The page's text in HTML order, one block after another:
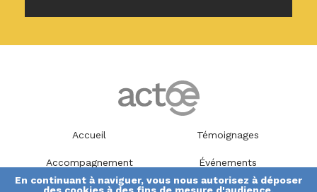
Accueil
Accompagnement
Témoignages
Événements
En continuant à naviguer, vous nous autorisez à déposer
des cookies à des fins de mesure d'audience.